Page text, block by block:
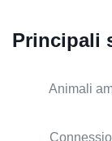
Principali
Animali